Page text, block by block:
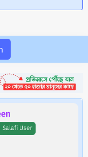
a
d
t
e
Salafi User